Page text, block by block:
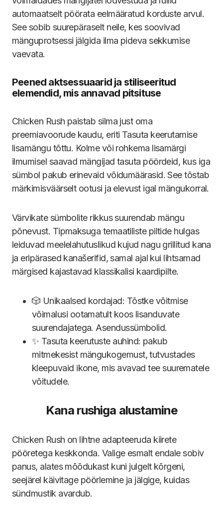
automaatselt pöörata eelmääratud korduste arvul.
See sobib suurepäraselt neile, kes soovivad
mänguprotsessi jälgida ilma pideva sekkumise
vaevata.
Peened aktsessuaarid ja stiliseeritud
elemendid, mis annavad pitsituse
Chicken Rush paistab silma just oma
preemiavoorude kaudu, eriti Tasuta keerutamise
lisamängu tõttu. Kolme või rohkema lisamärgi
ilmumisel saavad mängijad tasuta pöördeid, kus iga
sümbol pakub erinevaid võidumäärasid. See tõstab
märkimisväärselt ootusi ja elevust igal mängukorral.
Värvikate sümbolite rikkus suurendab mängu
põnevust. Tipmaksuga temaatiliste piltide hulgas
leiduvad meelelahutuslikud kujud nagu grillitud kana
ja eripärased kanašerifid, samal ajal kui lihtsamad
märgised kajastavad klassikalisi kaardipilte.
🎲 Unikaalsed kordajad: Tõstke võitmise
võimalusi ootamatult koos lisanduvate
suurendajatega. Asendussümbolid.
✨ Tasuta keerutuste auhind: pakub
mitmekesist mängukogemust, tutvustades
kleepuvaid ikone, mis avavad tee suurematele
võitudele.
Kana rushiga alustamine
Chicken Rush on lihtne adapteeruda kiirete
pööretega keskkonda. Valige esmalt endale sobiv
panus, alates mõõdukast kuni julgelt kõrgeni,
seejärel käivitage pöörlemine ja jälgige, kuidas
sündmustik avardub.